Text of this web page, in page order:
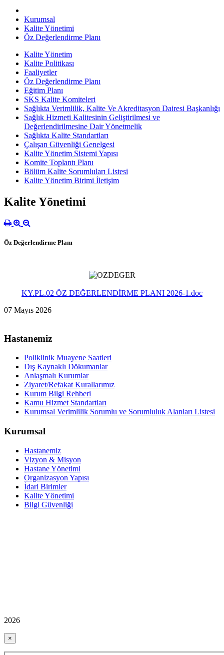
Kurumsal
Kalite Yönetimi
Öz Değerlendirme Planı
Kalite Yönetim
Kalite Politikası
Faaliyetler
Öz Değerlendirme Planı
Eğitim Planı
SKS Kalite Komiteleri
Sağlıkta Verimlilik, Kalite Ve Akreditasyon Dairesi Başkanlığı
Sağlık Hizmeti Kalitesinin Geliştirilmesi ve
Değerlendirilmesine Dair Yönetmelik
Sağlıkta Kalite Standartları
Çalışan Güvenliği Genelgesi
Kalite Yönetim Sistemi Yapısı
Komite Toplantı Planı
Bölüm Kalite Sorumluları Listesi
Kalite Yönetim Birimi İletişim
Kalite Yönetimi
Öz Değerlendirme Planı
KY.PL.02 ÖZ DEĞERLENDİRME PLANI 2026-1.doc
07 Mayıs 2026
Hastanemiz
Poliklinik Muayene Saatleri
Dış Kaynaklı Dökumanlar
Anlaşmalı Kurumlar
Ziyaret/Refakat Kurallarımız
Kurum Bilgi Rehberi
Kamu Hizmet Standartları
Kurumsal Verimlilik Sorumlu ve Sorumluluk Alanları Listesi
Kurumsal
Hastanemiz
Vizyon & Misyon
Hastane Yönetimi
Organizasyon Yapısı
İdari Birimler
Kalite Yönetimi
Bilgi Güvenliği
2026
×